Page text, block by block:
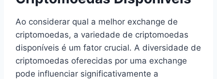
Ao considerar qual a melhor exchange de
criptomoedas, a variedade de criptomoedas
disponíveis é um fator crucial. A diversidade de
criptomoedas oferecidas por uma exchange
pode influenciar significativamente a